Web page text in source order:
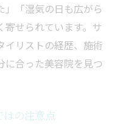
」「湿気の日も広がら
せられています。サ
イリストの経歴、施術
に合った美容院を見つ
はの注意点